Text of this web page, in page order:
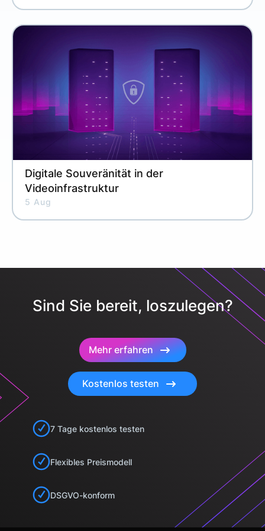
Digitale Souveränität in der
Videoinfrastruktur
5 Aug
Sind Sie bereit, loszulegen?
Mehr erfahren
Kostenlos testen
7 Tage kostenlos testen
Flexibles Preismodell
DSGVO-konform